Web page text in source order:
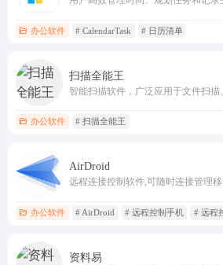
办公软件 # CalendarTask # 日历清单
扫描全能王
办公软件 # 扫描全能王
AirDroid
办公软件 # AirDroid # 远程控制手机 # 远程
资料易